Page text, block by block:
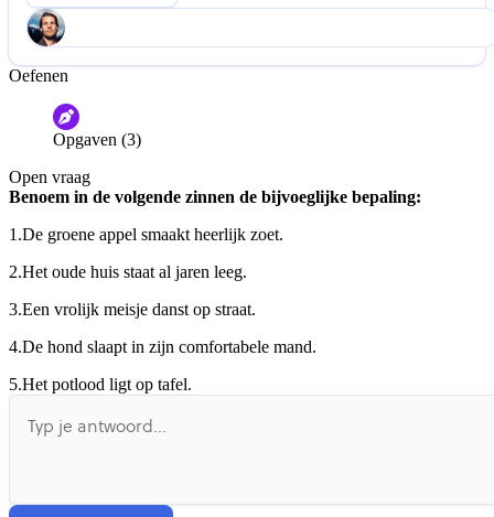
Help ons de video te verbeteren
De audio is slecht
Informatie is onjuist
De docent is te langdradig
De uitleg gaat te langzaam
Afspelen werkte niet
Oefenen
Opgaven (3)
Open vraag
Benoem in de volgende zinnen de bijvoeglijke bepaling:
1.De groene appel smaakt heerlijk zoet.
2.Het oude huis staat al jaren leeg.
3.Een vrolijk meisje danst op straat.
4.De hond slaapt in zijn comfortabele mand.
5.Het potlood ligt op tafel.